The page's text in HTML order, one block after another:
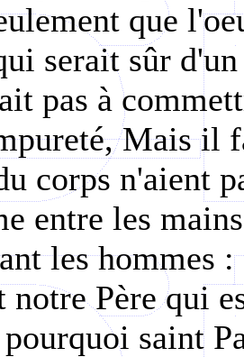
que
serait sûr
pas à
Mais il
corps n'aient
entre les
les hommes
Père qui
saint